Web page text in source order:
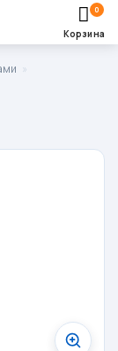
Корзина
0
»